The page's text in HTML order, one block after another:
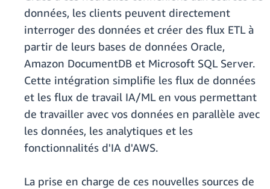
données, les clients peuvent directement
interroger des données et créer des flux ETL à
partir de leurs bases de données Oracle,
Amazon DocumentDB et Microsoft SQL Server.
Cette intégration simplifie les flux de données
et les flux de travail IA/ML en vous permettant
de travailler avec vos données en parallèle avec
les données, les analytiques et les
fonctionnalités d'IA d'AWS.
La prise en charge de ces nouvelles sources de